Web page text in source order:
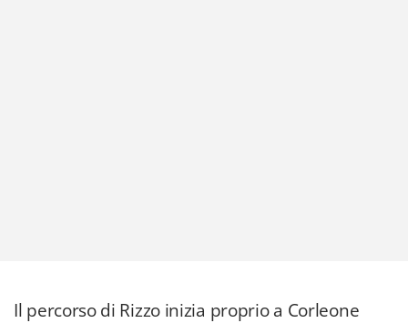
Il percorso di Rizzo inizia proprio a Corleone